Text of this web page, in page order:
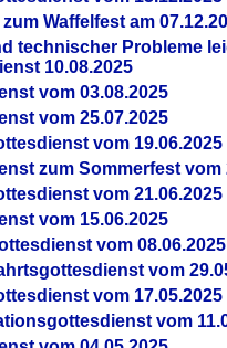
Waffelfest am
technischer Probleme
10.08.2025
vom 03.08.2025
vom 25.07.2025
vom 19.06.2025
zum Sommerfest vom
vom 21.06.2025
vom 15.06.2025
vom 08.06.2025
vom
vom 17.05.2025
vom